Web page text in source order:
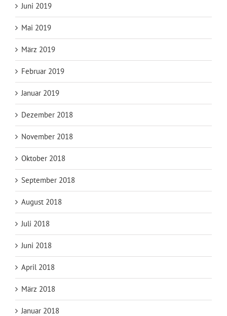
Juni 2019
Mai 2019
März 2019
Februar 2019
Januar 2019
Dezember 2018
November 2018
Oktober 2018
September 2018
August 2018
Juli 2018
Juni 2018
April 2018
März 2018
Januar 2018